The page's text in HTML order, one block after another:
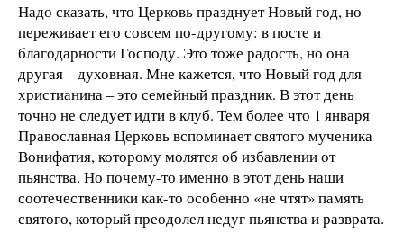
Надо сказать, что Церковь празднует Новый год, но
переживает его совсем по-другому: в посте и
благодарности Господу. Это тоже радость, но она
другая – духовная. Мне кажется, что Новый год для
христианина – это семейный праздник. В этот день
точно не следует идти в клуб. Тем более что 1 января
Православная Церковь вспоминает святого мученика
Вонифатия, которому молятся об избавлении от
пьянства. Но почему-то именно в этот день наши
соотечественники как-то особенно «не чтят» память
святого, который преодолел недуг пьянства и разврата.